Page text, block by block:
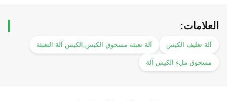
العلامات:
آلة تغليف الكيس آلة تعبئة مسحوق الكيس,الكيس آلة التعبئة
مسحوق ملء الكيس آلة